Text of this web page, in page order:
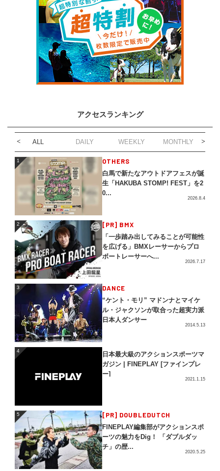
アクセスランキング
ALL DAILY WEEKLY MONTHLY
1 OTHERS
白馬で新たなアウトドアフェスが誕
生「HAKUBA STOMP! FEST」を2
0...
2026.8.4
2 [PR] BMX
「一歩踏み出してみることが可能性
を広げる」BMXレーサーからプロ
ボートレーサーへ...
2026.7.17
3 DANCE
“ケント・モリ” マドンナとマイケ
ル・ジャクソンが取合った超実力派
日本人ダンサー
2014.5.13
4
日本最大級のアクションスポーツマ
ガジン | FINEPLAY [ファインプレ
ー]
2021.1.15
5 [PR] DOUBLEDUTCH
FINEPLAY編集部がアクションスポ
ーツの魅力をDig！ 「ダブルダッ
チ」の歴...
2020.5.25